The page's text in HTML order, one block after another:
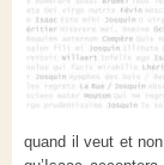
quand il veut et